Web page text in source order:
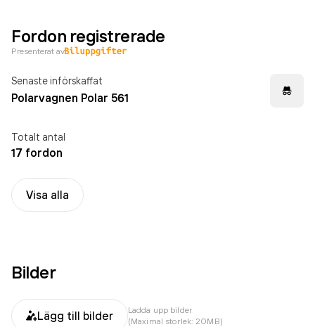
Fordon registrerade
Presenterat av
Senaste införskaffat
Polarvagnen Polar 561
Totalt antal
17 fordon
Visa alla
Bilder
Lägg till bilder
Ladda upp bilder
(Maximal storlek: 20MB)